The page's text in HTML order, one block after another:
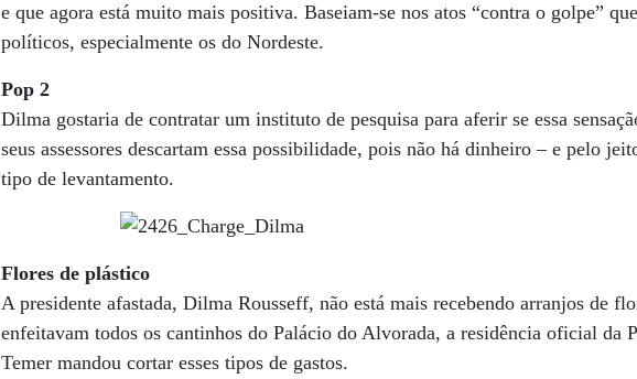
e que agora está muito mais positiva. Baseiam-se nos atos “contra o golpe”
políticos, especialmente os do Nordeste.
Pop 2
Dilma gostaria de contratar um instituto de pesquisa para aferir se essa
seus assessores descartam essa possibilidade, pois não há dinheiro – e pelo
tipo de levantamento.
Flores de plástico
A presidente afastada, Dilma Rousseff, não está mais recebendo arranjos de
enfeitavam todos os cantinhos do Palácio do Alvorada, a residência oficial da
Temer mandou cortar esses tipos de gastos.